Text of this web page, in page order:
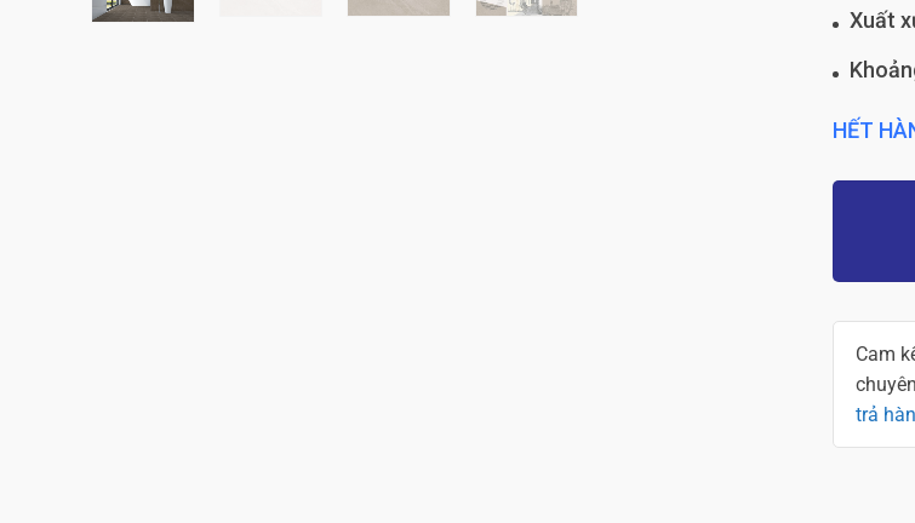
Xuất
HẾT
Cam
trả